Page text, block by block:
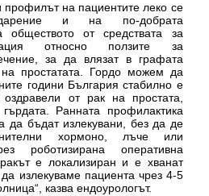
профилът на пациентите леко се
и на по-добрата
обществото от средствата за
относно ползите за
за да влязат в графата
на простатата. Гордо можем да
години България стабилно е
от рак на простата,
Ранната профилактика
да бъдат излекувани, без да де
хормоно, лъче или
роботизирана оперативна
е локализиран и е хванат
излекуваме пациента чрез 4-5
казва ендоурологът.